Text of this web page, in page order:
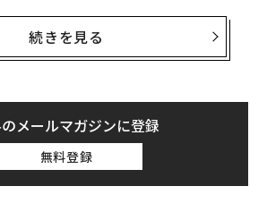
による史上最大のIPO 投資家需要は早くも目標
初の資産160兆円へ スペースX上場で兆万長者誕
ドルで過去最高の12兆円調達を目指す──最短で
プ7位に入る見込みだ。イーロン・
権を堅守するため、米証券法を最大
スX株に対する投資家からの需要が
、1500億ドルに達するなど、上場初
時価総額、投資家の当選確率などに
続きを見る
メールマガジンに登録
無料登録